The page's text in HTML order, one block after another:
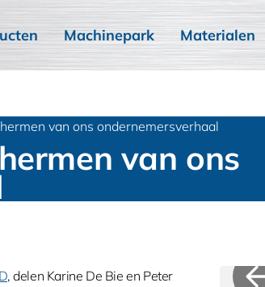
Machinepark Materialen
van ons ondernemersverhaal
van ons
, delen Karine De Bie en Peter